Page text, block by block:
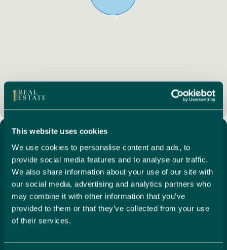
This website uses cookies
We use cookies to personalise content and ads, to
provide social media features and to analyse our traffic.
We also share information about your use of our site with
our social media, advertising and analytics partners who
may combine it with other information that you’ve
provided to them or that they’ve collected from your use
of their services.
Las características adicionales incluyen:
Aire acondicionado frío y caliente por conductos
Sistema de alarma integrado para su tranquilidad
Acceso a una piscina comunitaria muy bien mantenida y un
Ideal como residencia permanente, retiro de vacaciones u
oportunidad de inversión, esta propiedad se ofrece
completamente amueblada y lista para entrar a vivir.
Las visitas son muy recomendables para apreciar realmente
la calidad, el diseño y la ubicación de este excepcional
1 Real Estate, parte de Property Cloud Group, es una agencia
Características Clave
Aire acondicionado
Amueblado
Aparcamiento privado
Built year: 2025
Cocina totalmente equipada
Piscina